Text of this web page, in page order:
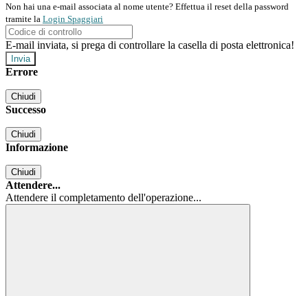
Non hai una e-mail associata al nome utente? Effettua il reset della password
tramite la Login Spaggiari
E-mail inviata, si prega di controllare la casella di posta elettronica!
Errore
Chiudi
Successo
Chiudi
Informazione
Chiudi
Attendere...
Attendere il completamento dell'operazione...